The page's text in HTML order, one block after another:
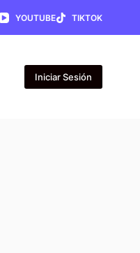
YOUTUBE TIKTOK
Iniciar Sesión